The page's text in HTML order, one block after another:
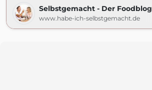
Selbstgemacht - Der Foodblog
www.habe-ich-selbstgemacht.de